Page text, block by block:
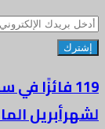
أدخل
بريدك
119 فائزًا
لشهرأبريل